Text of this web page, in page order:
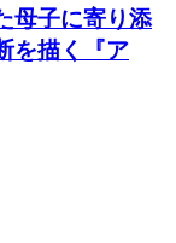
母子に寄り添
を描く『ア